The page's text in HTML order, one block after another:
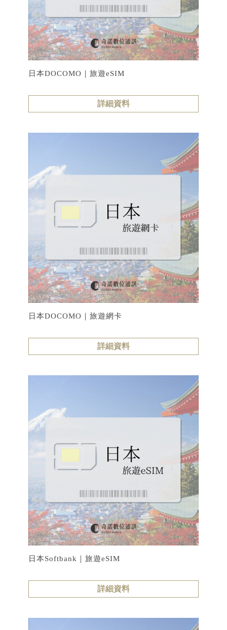
日本DOCOMO｜旅遊eSIM
詳細資料
日本DOCOMO｜旅遊網卡
詳細資料
日本Softbank｜旅遊eSIM
詳細資料